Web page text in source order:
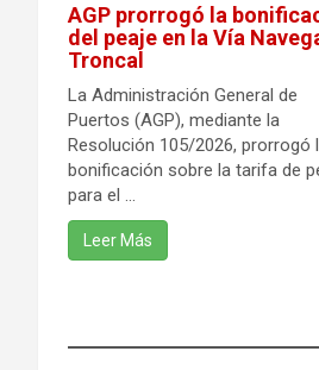
AGP prorrogó la
del peaje en la Vía
Troncal
La Administración General de
Puertos (AGP), mediante la
Resolución 105/2026, prorrogó
bonificación sobre la tarifa de
para el ...
Leer Más